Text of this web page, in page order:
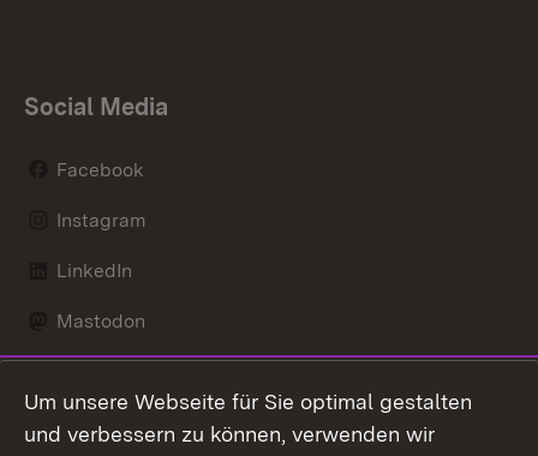
Social Media
Facebook
Instagram
LinkedIn
Mastodon
X / Twitter
Um unsere Webseite für Sie optimal gestalten
und verbessern zu können, verwenden wir